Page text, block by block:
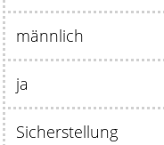
männlich
ja
Sicherstellung